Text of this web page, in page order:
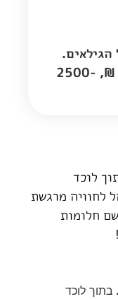
הגילאים.
טווח מחירים: 2000-2500 ₪, 2500-
לוכד
לחוויה מרגשת
חלומות
בתוך לוכד